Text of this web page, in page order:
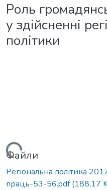
Роль
у здійсненні
політики
Вантажиться...
Файли
Регіональна політика
праць-53-56.pdf(188,17